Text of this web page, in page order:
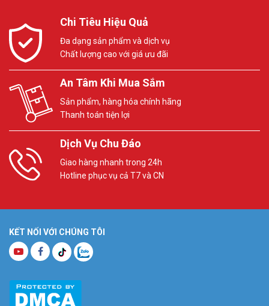
Chi Tiêu Hiệu Quả
Đa dạng sản phẩm và dịch vụ
Chất lượng cao với giá ưu đãi
An Tâm Khi Mua Sắm
Sản phẩm, hàng hóa chính hãng
Thanh toán tiện lợi
Dịch Vụ Chu Đáo
Giao hàng nhanh trong 24h
Hotline phục vụ cả T7 và CN
KẾT NỐI VỚI CHÚNG TÔI